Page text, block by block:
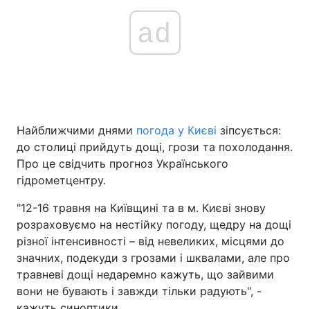
ad
Найближчими днями погода у Києві зіпсується:
до столиці прийдуть дощі, грози та похолодання.
Про це свідчить прогноз Українського
гідрометцентру.
"12-16 травня на Київщині та в м. Києві знову
розраховуємо на нестійку погоду, щедру на дощі
різної інтенсивності – від невеликих, місцями до
значних, подекуди з грозами і шквалами, але про
травневі дощі недаремно кажуть, що зайвими
вони не бувають і завжди тільки радують", -